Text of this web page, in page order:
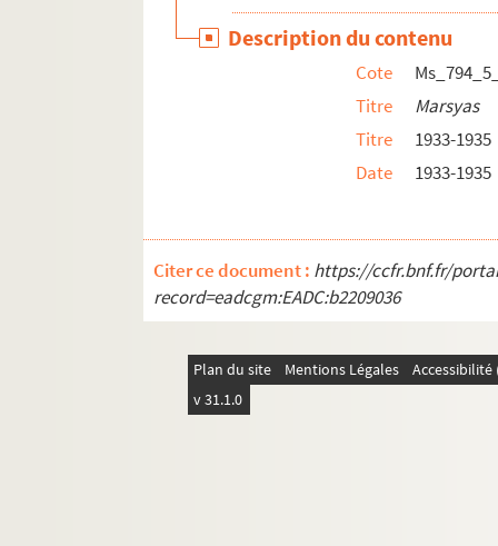
Description du contenu
Cote
Titre
Marsyas
Titre
1933-1935
Date
1933-1935
Citer ce document : https://ccfr.bnf.fr/
record=eadcgm:EADC:b2209036
Plan du site Mentions Légales
v 31.1.0